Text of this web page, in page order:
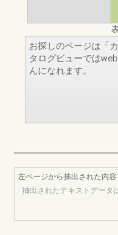
お探しのページは「
タログビューでは
んになれます。
左ページから抽出された内容
抽出されたテキストデータ